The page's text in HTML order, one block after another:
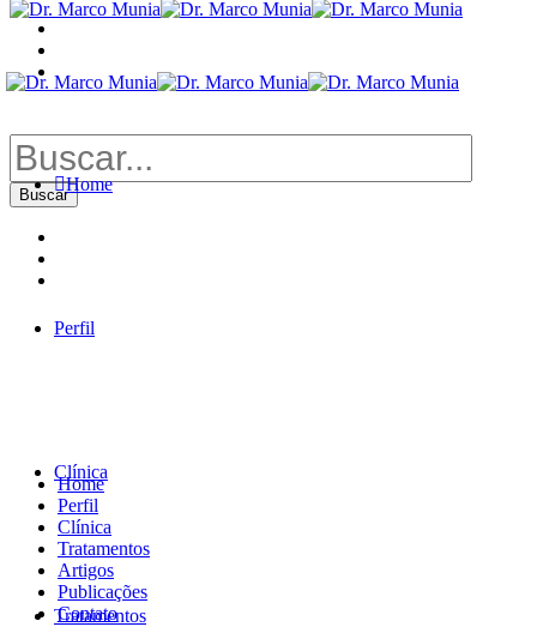
Buscar
por:
Home
Perfil
Clínica
Tratamentos
Home
Perfil
Clínica
Tratamentos
Artigos
Publicações
Contato